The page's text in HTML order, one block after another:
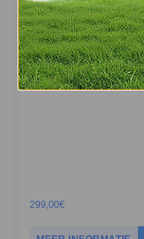
WINBOT mini 2
299,00€